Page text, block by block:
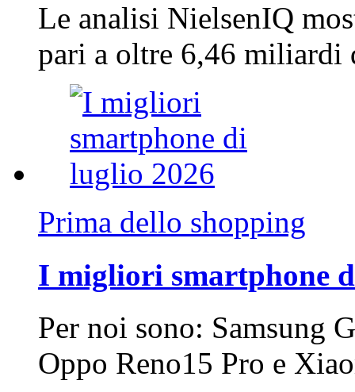
Le analisi NielsenIQ
pari a oltre 6,46
Prima dello shopping
I migliori smartphone
Per noi sono: Samsung
Oppo Reno15 Pro e